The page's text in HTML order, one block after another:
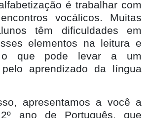
é trabalhar com
vocálicos. Muitas
têm dificuldades em
elementos na leitura e
que pode levar a um
pelo aprendizado da língua
apresentamos a você a
ano de Português, que